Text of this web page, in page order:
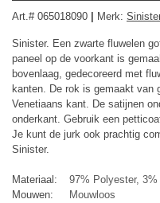
Art.# 065018090 Merk:
Sinister. Een zwarte fluwelen
paneel op de voorkant is
bovenlaag, gedecoreerd met
kanten. De rok is gemaakt van
Venetiaans kant. De satijnen
onderkant. Gebruik een
Je kunt de jurk ook prachtig
Sinister.
Materiaal:
97% Polyester,
Mouwen:
Mouwloos